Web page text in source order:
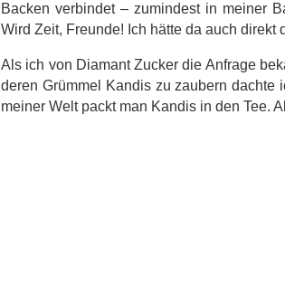
Backen verbindet – zumindest in meiner
Wird Zeit, Freunde! Ich hätte da auch direkt
Als ich von Diamant Zucker die Anfrage
deren Grümmel Kandis zu zaubern dachte
meiner Welt packt man Kandis in den Tee.